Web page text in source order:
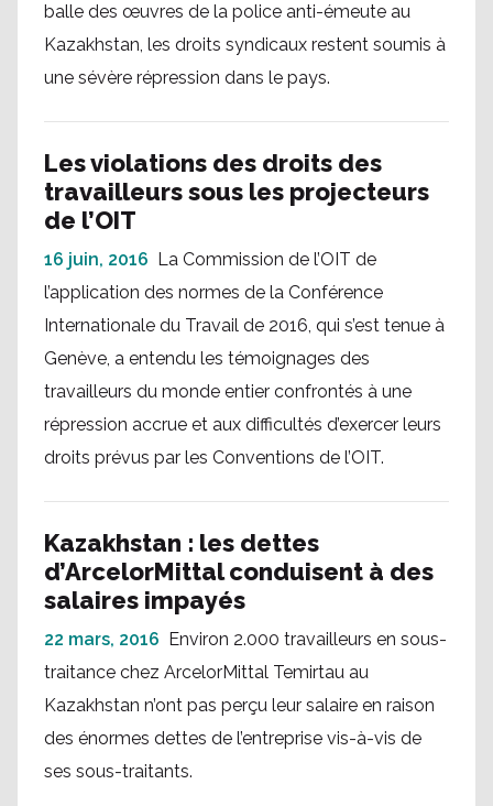
balle des œuvres de la police anti-émeute au
Kazakhstan, les droits syndicaux restent soumis à
une sévère répression dans le pays.
Les violations des droits des
travailleurs sous les projecteurs
de l’OIT
16 juin, 2016 La Commission de l’OIT de
l’application des normes de la Conférence
Internationale du Travail de 2016, qui s’est tenue à
Genève, a entendu les témoignages des
travailleurs du monde entier confrontés à une
répression accrue et aux difficultés d’exercer leurs
droits prévus par les Conventions de l’OIT.
Kazakhstan : les dettes
d’ArcelorMittal conduisent à des
salaires impayés
22 mars, 2016 Environ 2.000 travailleurs en sous-
traitance chez ArcelorMittal Temirtau au
Kazakhstan n’ont pas perçu leur salaire en raison
des énormes dettes de l’entreprise vis-à-vis de
ses sous-traitants.